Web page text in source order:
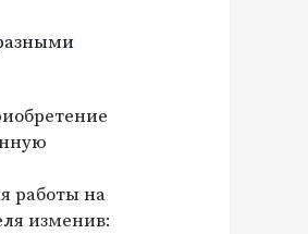
работы на
изменив: